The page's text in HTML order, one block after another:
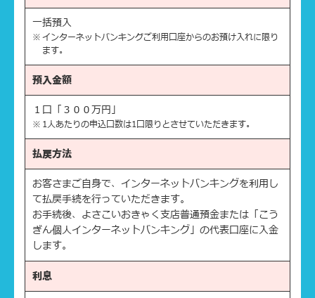
一括預入
インターネットバンキングご利用口座からのお預け入れに限り
ます。
預入金額
１口「３００万円」
1人あたりの申込口数は1口限りとさせていただきます。
払戻方法
お客さまご自身で、インターネットバンキングを利用し
て払戻手続を行っていただきます。
お手続後、よさこいおきゃく支店普通預金または「こう
ぎん個人インターネットバンキング」の代表口座に入金
します。
利息